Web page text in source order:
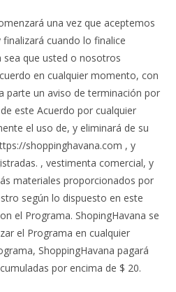
una vez que aceptemos
cuando lo finalice
sea que usted o nosotros
en cualquier momento, con
parte un aviso de terminación por
este Acuerdo por cualquier
el uso de, y eliminará de su
shoppinghavana.com , y
, vestimenta comercial, y
materiales proporcionados por
según lo dispuesto en este
el Programa. ShopingHavana se
el Programa en cualquier
ShoppingHavana pagará
por encima de $ 20.